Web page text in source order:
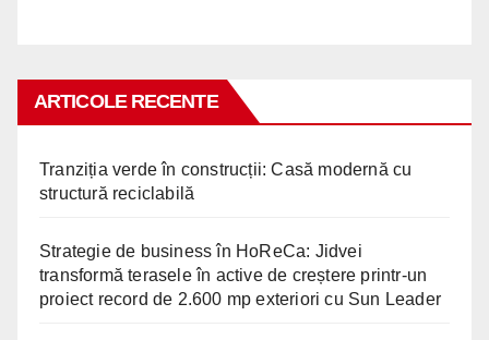
ARTICOLE RECENTE
Tranziția verde în construcții: Casă modernă cu
structură reciclabilă
Strategie de business în HoReCa: Jidvei
transformă terasele în active de creștere printr-un
proiect record de 2.600 mp exteriori cu Sun Leader